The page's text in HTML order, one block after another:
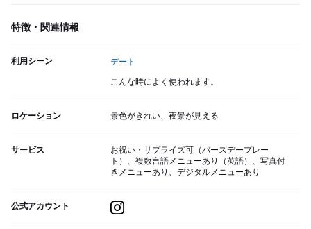
特徴・関連情報
利用シーン デート
こんな時によく使われます。
ロケーション 景色がきれい、夜景が見える
サービス
お祝い・サプライズ可（バースデープレー
ト）、複数言語メニューあり（英語）、写真付
きメニューあり、デジタルメニューあり
公式アカウント